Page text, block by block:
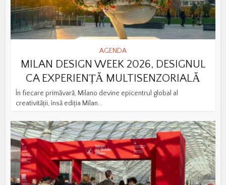
AGENDA
MILAN DESIGN WEEK 2026, DESIGNUL
CA EXPERIENȚĂ MULTISENZORIALĂ
În fiecare primăvară, Milano devine epicentrul global al
creativității, însă ediția Milan...